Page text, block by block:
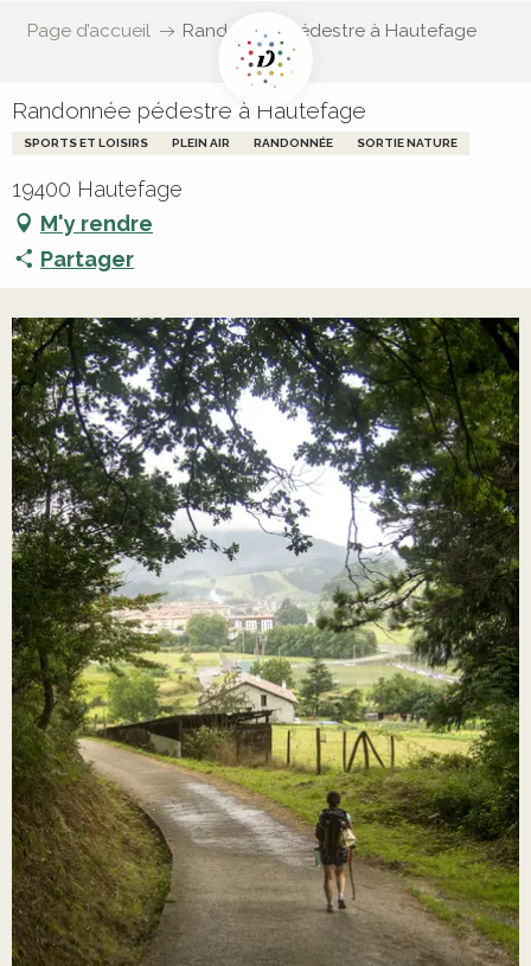
Page d’accueil Randonnée pédestre à Hautefage
Randonnée pédestre à Hautefage
SPORTS ET LOISIRS PLEIN AIR RANDONNÉE SORTIE NATURE
19400 Hautefage
M'y rendre
Partager